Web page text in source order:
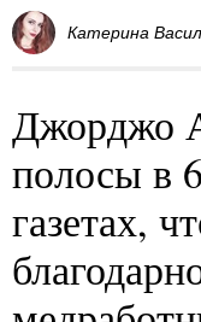
Катерина
Джорджо
полосы в
газетах,